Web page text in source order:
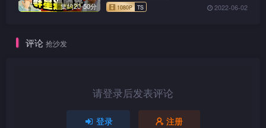
集约20-50分 2022-06-02
评论 抢沙发
请登录后发表评论
登录 注册